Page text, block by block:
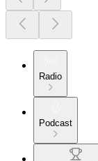
Radio
Podcast